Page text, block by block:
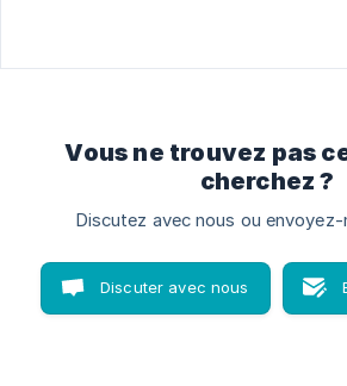
Vous ne trouvez pas
cherchez ?
Discutez avec nous ou envoyez-
Discuter avec nous